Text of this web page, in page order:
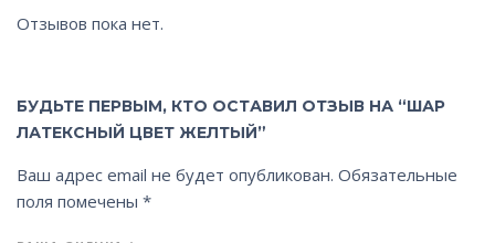
Отзывов пока нет.
БУДЬТЕ ПЕРВЫМ, КТО ОСТАВИЛ ОТЗЫВ НА “ШАР
ЛАТЕКСНЫЙ ЦВЕТ ЖЕЛТЫЙ”
Ваш адрес email не будет опубликован. Обязательные
поля помечены *